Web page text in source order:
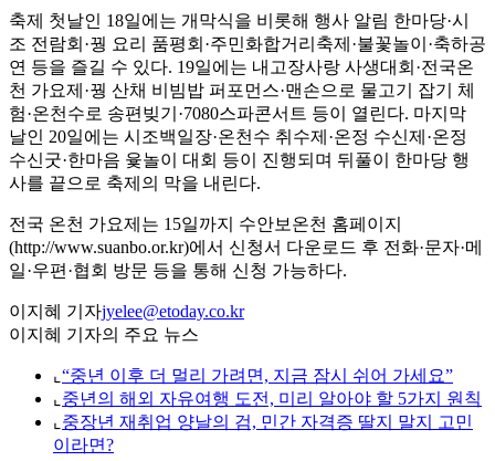
축제 첫날인 18일에는 개막식을 비롯해 행사 알림 한마당·시
조 전람회·꿩 요리 품평회·주민화합거리축제·불꽃놀이·축하공
연 등을 즐길 수 있다. 19일에는 내고장사랑 사생대회·전국온
천 가요제·꿩 산채 비빔밥 퍼포먼스·맨손으로 물고기 잡기 체
험·온천수로 송편빚기·7080스파콘서트 등이 열린다. 마지막
날인 20일에는 시조백일장·온천수 취수제·온정 수신제·온정
수신굿·한마음 윷놀이 대회 등이 진행되며 뒤풀이 한마당 행
사를 끝으로 축제의 막을 내린다.
전국 온천 가요제는 15일까지 수안보온천 홈페이지
(http://www.suanbo.or.kr)에서 신청서 다운로드 후 전화·문자·메
일·우편·협회 방문 등을 통해 신청 가능하다.
이지혜 기자jyelee@etoday.co.kr
이지혜 기자의 주요 뉴스
⌞ “중년 이후 더 멀리 가려면, 지금 잠시 쉬어 가세요”
⌞ 중년의 해외 자유여행 도전, 미리 알아야 할 5가지 원칙
⌞ 중장년 재취업 양날의 검, 민간 자격증 딸지 말지 고민
이라면?